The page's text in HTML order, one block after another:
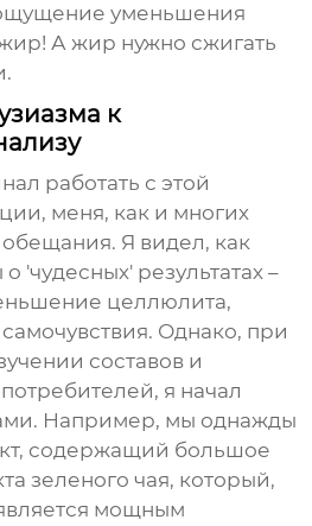
уменьшения
А жир нужно сжигать
к
работать с этой
меня, как и многих
обещания. Я видел, как
'чудесных' результатах –
целлюлита,
Однако, при
составов и
я начал
Например, мы однажды
содержащий большое
зеленого чая, который,
мощным